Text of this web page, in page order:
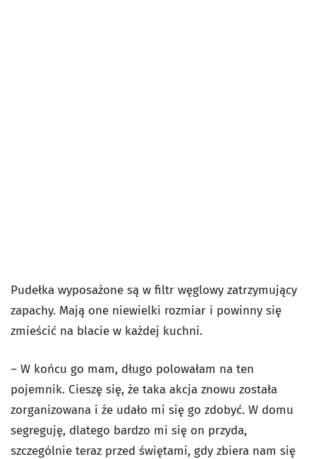
Pudełka wyposażone są w filtr węglowy zatrzymujący
zapachy. Mają one niewielki rozmiar i powinny się
zmieścić na blacie w każdej kuchni.
– W końcu go mam, długo polowałam na ten
pojemnik. Cieszę się, że taka akcja znowu została
zorganizowana i że udało mi się go zdobyć. W domu
segreguję, dlatego bardzo mi się on przyda,
szczególnie teraz przed świętami, gdy zbiera nam się